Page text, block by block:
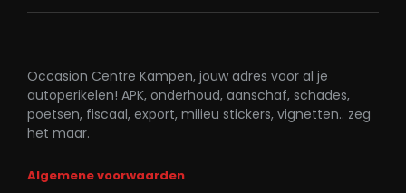
Occasion Centre Kampen, jouw adres voor al je
autoperikelen! APK, onderhoud, aanschaf, schades,
poetsen, fiscaal, export, milieu stickers, vignetten.. zeg
het maar.
Algemene voorwaarden